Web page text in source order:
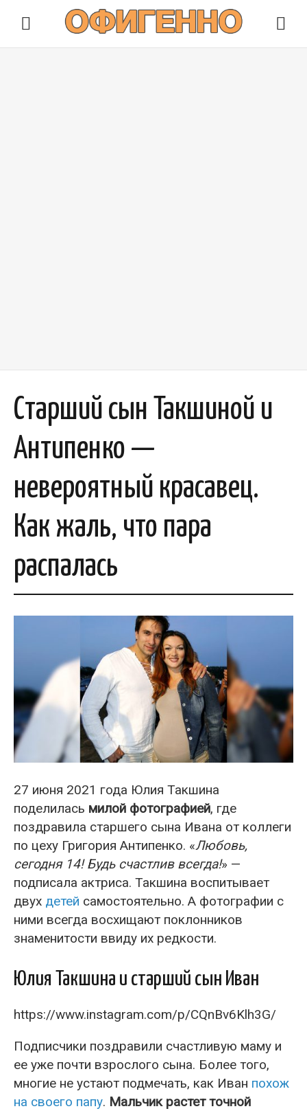
Старший сын Такшиной и
Антипенко —
невероятный красавец.
Как жаль, что пара
распалась
27 июня 2021 года Юлия Такшина
поделилась милой фотографией, где
поздравила старшего сына Ивана от коллеги
по цеху Григория Антипенко. «Любовь,
сегодня 14! Будь счастлив всегда!» —
подписала актриса. Такшина воспитывает
двух детей самостоятельно. А фотографии с
ними всегда восхищают поклонников
знаменитости ввиду их редкости.
Юлия Такшина и старший сын Иван
https://www.instagram.com/p/CQnBv6Klh3G/
Подписчики поздравили счастливую маму и
ее уже почти взрослого сына. Более того,
многие не устают подмечать, как Иван похож
на своего папу. Мальчик растет точной